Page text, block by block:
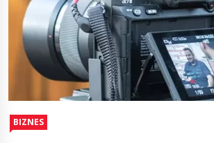
BIZNES